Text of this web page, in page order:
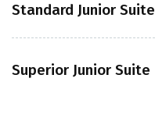
Standard Junior Suite
Superior Junior Suite